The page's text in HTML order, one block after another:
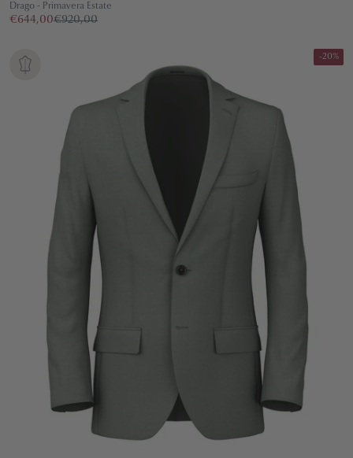
Drago - Primavera Estate
€644,00€920,00
-20%